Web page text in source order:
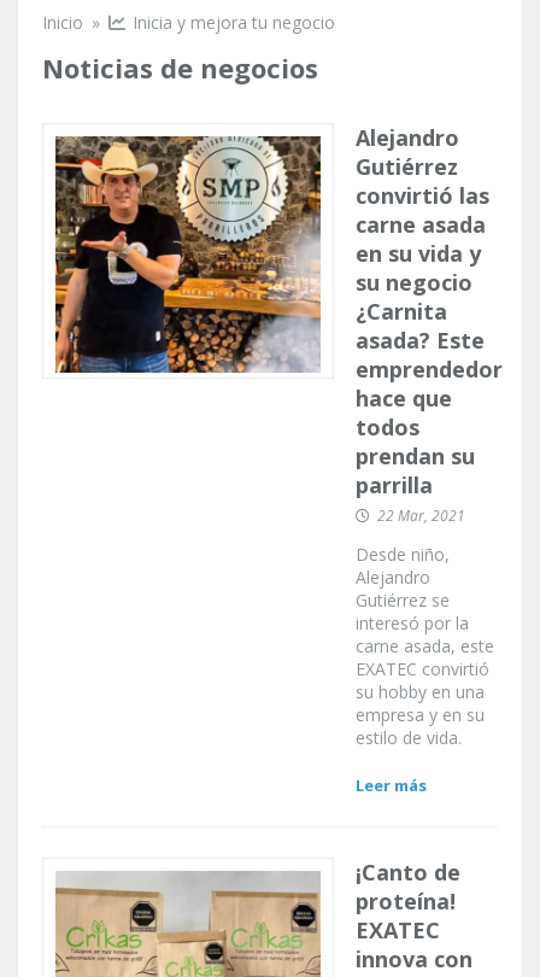
Inicio » Inicia y mejora tu negocio
Noticias de negocios
Alejandro
Gutiérrez
convirtió las
carne asada
en su vida y
su negocio
¿Carnita
asada? Este
emprendedor
hace que
todos
prendan su
parrilla
22 Mar, 2021
Desde niño,
Alejandro
Gutiérrez se
interesó por la
carne asada, este
EXATEC convirtió
su hobby en una
empresa y en su
estilo de vida.
Leer más
¡Canto de
proteína!
EXATEC
innova con